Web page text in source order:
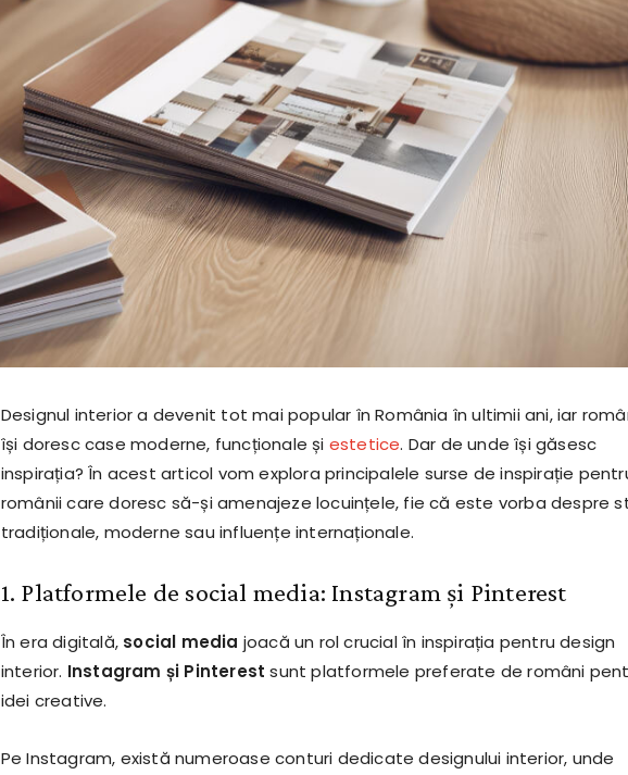
Designul interior a devenit tot mai popular în România în ultimii ani, iar
își doresc case moderne, funcționale și estetice. Dar de unde își găsesc
inspirația? În acest articol vom explora principalele surse de inspirație
românii care doresc să-și amenajeze locuințele, fie că este vorba despre
tradiționale, moderne sau influențe internaționale.
1. Platformele de social media: Instagram și Pinterest
În era digitală, social media joacă un rol crucial în inspirația pentru design
interior. Instagram și Pinterest sunt platformele preferate de români
idei creative.
Pe Instagram, există numeroase conturi dedicate designului interior, unde